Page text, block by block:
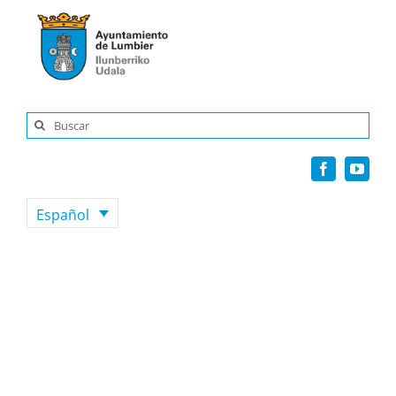
Saltar
contenido
Buscar:
Español